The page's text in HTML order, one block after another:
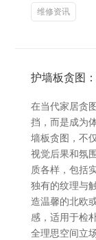
维修资讯
护墙板贪图
在当代家居贪
挡，而是成为
墙板贪图，不
视觉后果和氛
质各样，包括
独有的纹理与
造温馨的北欧
感，适用于检
全理思空间立